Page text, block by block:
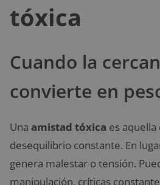
tóxica
Cuando la
convierte en
Una amistad tóxica es aquella
desequilibrio constante. En
genera malestar o tensión.
manipulación, críticas